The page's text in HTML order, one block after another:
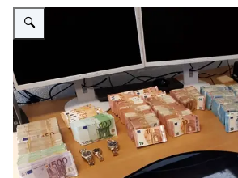
Vergroot afbeelding alt=""